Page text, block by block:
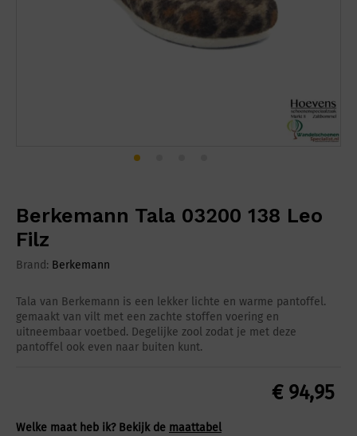
Berkemann Tala 03200 138 Leo
Filz
Brand: Berkemann
Tala van Berkemann is een lekker lichte en warme pantoffel.
gemaakt van vilt met een zachte stoffen voering en
uitneembaar voetbed. Degelijke zool zodat je met deze
pantoffel ook even naar buiten kunt.
€94,95
Welke maat heb ik? Bekijk de maattabel